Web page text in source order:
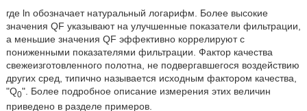
где ln обозначает натуральный логарифм. Более высокие
значения QF указывают на улучшенные показатели фильтрации,
а меньшие значения QF эффективно коррелируют с
пониженными показателями фильтрации. Фактор качества
свежеизготовленного полотна, не подвергавшегося воздействию
других сред, типично называется исходным фактором качества,
"Q0". Более подробное описание измерения этих величин
приведено в разделе примеров.